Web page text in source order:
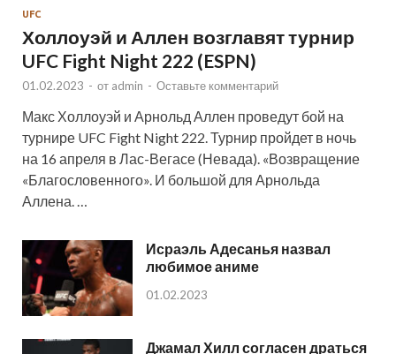
UFC
Холлоуэй и Аллен возглавят турнир
UFC Fight Night 222 (ESPN)
01.02.2023 - от admin - Оставьте комментарий
Макс Холлоуэй и Арнольд Аллен проведут бой на
турнире UFC Fight Night 222. Турнир пройдет в ночь
на 16 апреля в Лас-Вегасе (Невада). «Возвращение
«Благословенного». И большой для Арнольда
Аллена. …
Исраэль Адесанья назвал
любимое аниме
01.02.2023
Джамал Хилл согласен драться